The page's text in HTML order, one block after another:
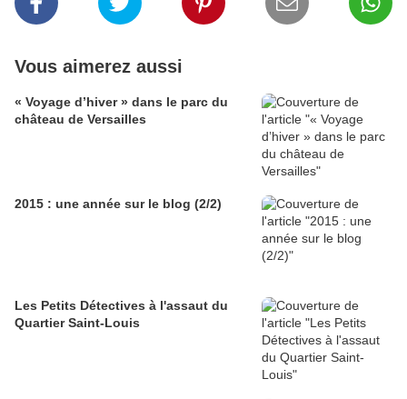
Vous aimerez aussi
« Voyage d’hiver » dans le parc du
château de Versailles
2015 : une année sur le blog (2/2)
Les Petits Détectives à l'assaut du
Quartier Saint-Louis